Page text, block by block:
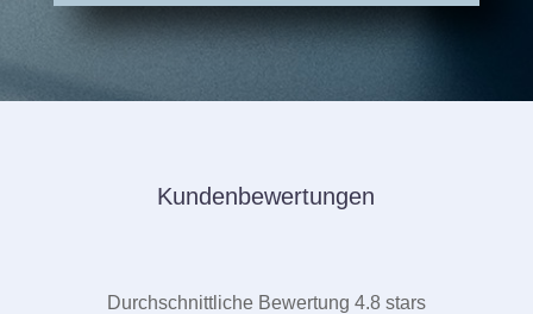
Kundenbewertungen
Durchschnittliche Bewertung 4.8 stars